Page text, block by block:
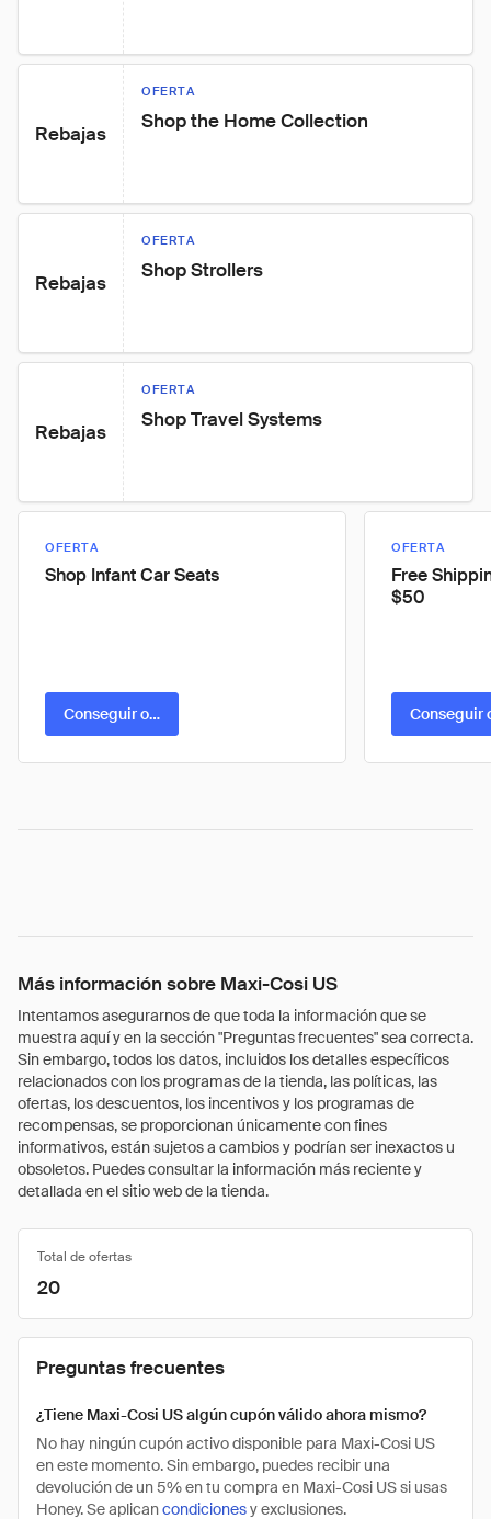
Rebajas
OFERTA
Shop the Home Collection
Rebajas
OFERTA
Shop Strollers
Rebajas
OFERTA
Shop Travel Systems
OFERTA
Shop Infant Car Seats
Conseguir oferta
OFERTA
Free
$50
Conseguir
Más información sobre Maxi-Cosi US
Intentamos asegurarnos de que toda la información que se
muestra aquí y en la sección "Preguntas frecuentes" sea correcta.
Sin embargo, todos los datos, incluidos los detalles específicos
relacionados con los programas de la tienda, las políticas, las
ofertas, los descuentos, los incentivos y los programas de
recompensas, se proporcionan únicamente con fines
informativos, están sujetos a cambios y podrían ser inexactos u
obsoletos. Puedes consultar la información más reciente y
detallada en el sitio web de la tienda.
Total de ofertas
20
Preguntas frecuentes
¿Tiene Maxi-Cosi US algún cupón válido ahora mismo?
No hay ningún cupón activo disponible para Maxi-Cosi US
en este momento. Sin embargo, puedes recibir una
devolución de un 5% en tu compra en Maxi-Cosi US si usas
Honey. Se aplicancondicionesy exclusiones.